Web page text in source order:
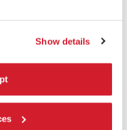
Show details
è costituita da: